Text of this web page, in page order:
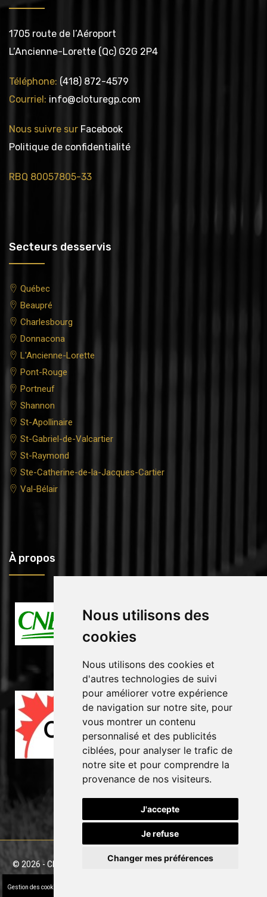
Nous utilisons des
cookies
Nous utilisons des cookies et
d'autres technologies de suivi
pour améliorer votre expérience
de navigation sur notre site, pour
vous montrer un contenu
personnalisé et des publicités
ciblées, pour analyser le trafic de
notre site et pour comprendre la
provenance de nos visiteurs.
J'accepte
Je refuse
Changer mes préférences
1705 route de l’Aéroport
L’Ancienne-Lorette (Qc) G2G 2P4
Téléphone: (418) 872-4579
Courriel: info@cloturegp.com
Nous suivre sur Facebook
Politique de confidentialité
RBQ 80057805-33
Secteurs desservis
Québec
Beaupré
Charlesbourg
Donnacona
L'Ancienne-Lorette
Pont-Rouge
Portneuf
Shannon
St-Apollinaire
St-Gabriel-de-Valcartier
St-Raymond
Ste-Catherine-de-la-Jacques-Cartier
Val-Bélair
À propos
© 2026 - Clôture GP inc. - Conception Web&Référencement
Gestion des cookies